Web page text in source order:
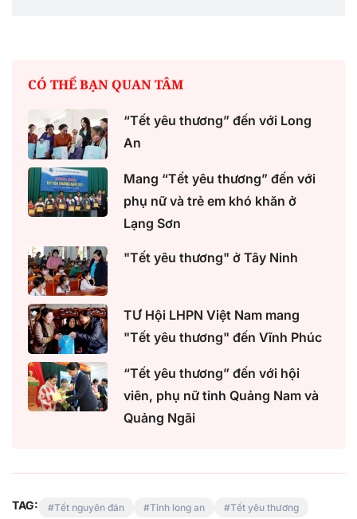
CÓ THỂ BẠN QUAN TÂM
“Tết yêu thương” đến với Long
An
Mang “Tết yêu thương” đến với
phụ nữ và trẻ em khó khăn ở
Lạng Sơn
"Tết yêu thương" ở Tây Ninh
TƯ Hội LHPN Việt Nam mang
"Tết yêu thương" đến Vĩnh Phúc
“Tết yêu thương” đến với hội
viên, phụ nữ tỉnh Quảng Nam và
Quảng Ngãi
TAG: Tết nguyên đán Tỉnh long an Tết yêu thương